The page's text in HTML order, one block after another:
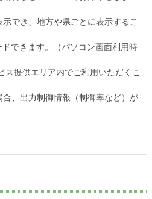
でき、地方や県ごとに表示するこ
できます。（パソコン画面利用時
提供エリア内でご利用いただくこ
、出力制御情報（制御率など）が